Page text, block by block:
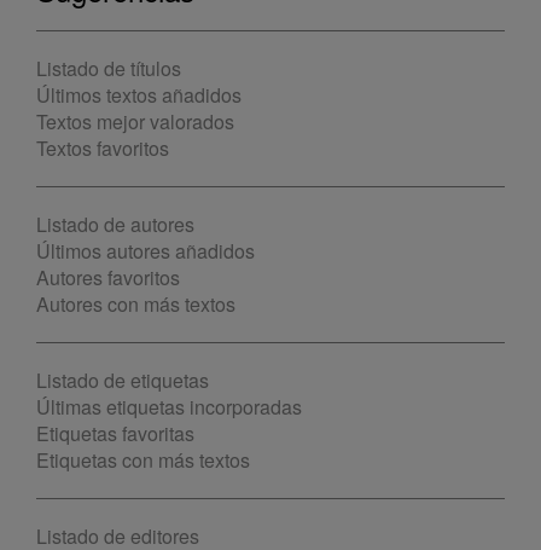
Listado de títulos
Últimos textos añadidos
Textos mejor valorados
Textos favoritos
Listado de autores
Últimos autores añadidos
Autores favoritos
Autores con más textos
Listado de etiquetas
Últimas etiquetas incorporadas
Etiquetas favoritas
Etiquetas con más textos
Listado de editores